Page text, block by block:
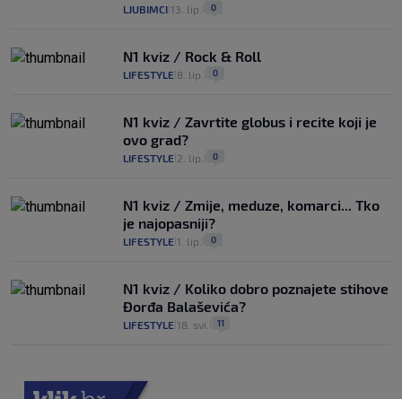
LJUBIMCI 13. lip. 0
N1 kviz / Rock & Roll
LIFESTYLE 8. lip. 0
N1 kviz / Zavrtite globus i recite koji je
ovo grad?
LIFESTYLE 2. lip. 0
N1 kviz / Zmije, meduze, komarci... Tko
je najopasniji?
LIFESTYLE 1. lip. 0
N1 kviz / Koliko dobro poznajete stihove
Đorđa Balaševića?
LIFESTYLE 18. svi. 11